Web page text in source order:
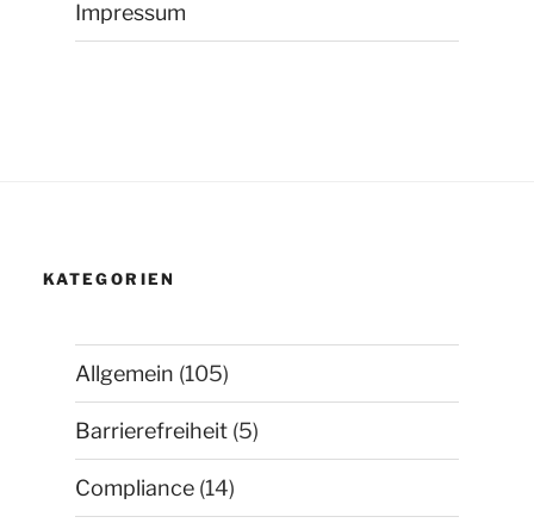
Impressum
KATEGORIEN
Allgemein (105)
Barrierefreiheit (5)
Compliance (14)